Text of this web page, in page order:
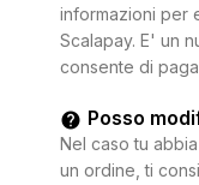
informazioni per
Scalapay. E' un
consente di
Posso
Nel caso tu
un ordine, ti